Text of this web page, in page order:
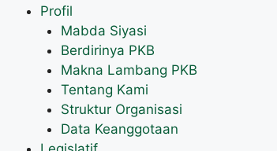
Profil
Mabda Siyasi
Berdirinya PKB
Makna Lambang PKB
Tentang Kami
Struktur Organisasi
Data Keanggotaan